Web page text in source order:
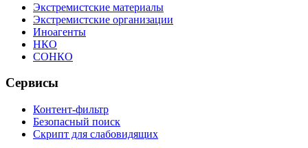
Экстремистские материалы
Экстремистские организации
Иноагенты
НКО
СОНКО
Сервисы
Контент-фильтр
Безопасный поиск
Скрипт для слабовидящих